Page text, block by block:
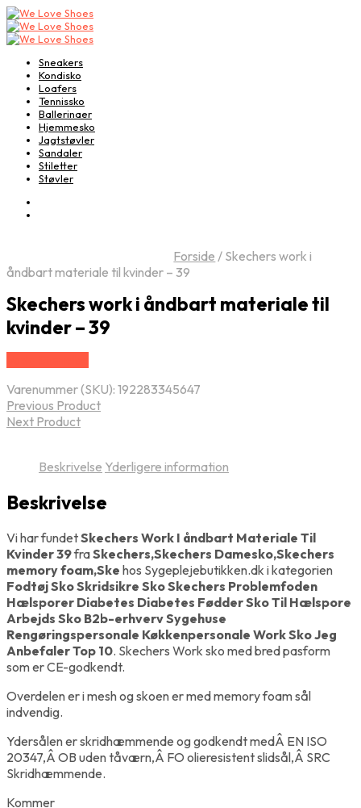
Sneakers
Kondisko
Loafers
Tennissko
Ballerinaer
Hjemmesko
Jagtstøvler
Sandaler
Stiletter
Støvler
Forside / Skechers work i
åndbart materiale til kvinder – 39
Skechers work i åndbart materiale til
kvinder – 39
Varenummer (SKU): 192283345647
Previous Product
Next Product
Beskrivelse Yderligere information
Beskrivelse
Vi har fundetSkechers Work I åndbart Materiale Til
Kvinder 39fraSkechers,Skechers Damesko,Skechers
memory foam,Ske hos Sygeplejebutikken.dk i kategorien
Fodtøj Sko Skridsikre Sko Skechers Problemfoden
Hælsporer Diabetes Diabetes Fødder Sko Til Hælspore
Arbejds Sko B2b-erhverv Sygehuse
Rengøringspersonale Køkkenpersonale Work Sko Jeg
Anbefaler Top 10. Skechers Work sko med bred pasform
som er CE-godkendt.
Overdelen er i mesh og skoen er med memory foam sål
indvendig.
Ydersålen er skridhæmmende og godkendt medÂ EN ISO
20347,Â OB uden tåværn,Â FO olieresistent slidsål,Â SRC
Skridhæmmende.
Kommer